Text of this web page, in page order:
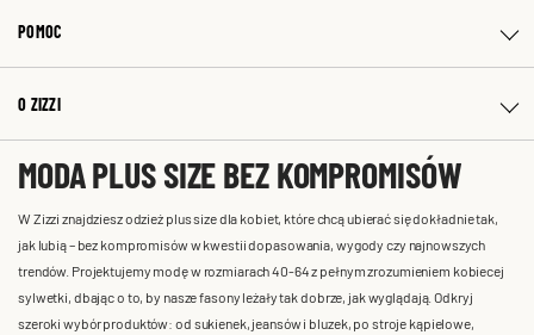
POMOC
O ZIZZI
MODA PLUS SIZE BEZ KOMPROMISÓW
W Zizzi znajdziesz odzież plus size dla kobiet, które chcą ubierać się dokładnie tak,
jak lubią – bez kompromisów w kwestii dopasowania, wygody czy najnowszych
trendów. Projektujemy modę w rozmiarach 40-64 z pełnym zrozumieniem kobiecej
sylwetki, dbając o to, by nasze fasony leżały tak dobrze, jak wyglądają. Odkryj
szeroki wybór produktów: od sukienek, jeansów i bluzek, po stroje kąpielowe,